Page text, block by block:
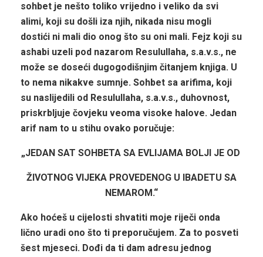
sohbet je nešto toliko vrijedno i veliko da svi
alimi, koji su došli iza njih, nikada nisu mogli
dostići ni mali dio onog što su oni mali. Fejz koji su
ashabi uzeli pod nazarom Resulullaha, s.a.v.s., ne
može se doseći dugogodišnjim čitanjem knjiga. U
to nema nikakve sumnje. Sohbet sa arifima, koji
su naslijedili od Resulullaha, s.a.v.s., duhovnost,
priskrbljuje čovjeku veoma visoke halove. Jedan
arif nam to u stihu ovako poručuje:
„JEDAN SAT SOHBETA SA EVLIJAMA BOLJI JE OD
ŽIVOTNOG VIJEKA PROVEDENOG U IBADETU SA
NEMAROM.“
Ako hoćeš u cijelosti shvatiti moje riječi onda
lično uradi ono što ti preporučujem. Za to posveti
šest mjeseci. Dođi da ti dam adresu jednog